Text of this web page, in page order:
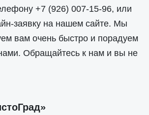
+7 (926) 007-15-96, или
заявку на нашем сайте. Мы
вам очень быстро и порадуем
Обращайтесь к нам и вы не